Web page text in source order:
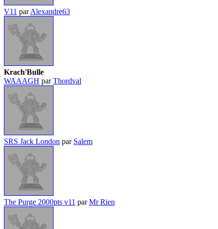
V11 parAlexandre63
Krach'Bulle
WAAAGH parThordval
SRS Jack London par Salem
The Purge 2000pts v11 parMr Rien